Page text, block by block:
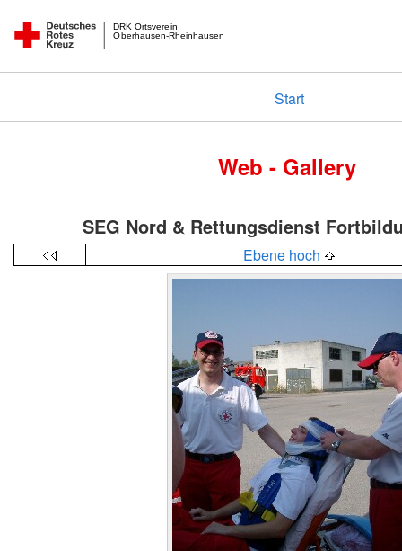
Oberhausen-Rheinhausen
DRK Ortsverein
Start
Web - Gallery
SEG Nord & Rettungsdienst
Ebene hoch